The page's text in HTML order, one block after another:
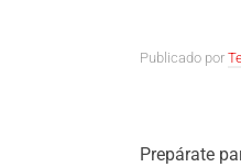
Publicado por
Prepárate